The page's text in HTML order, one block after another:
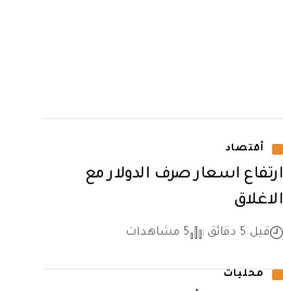
أقتصاد
ارتفاع اسعار صرف الدولار مع
الاغلاق
قبل 5 دقائق 5 مشاهدات
محليات